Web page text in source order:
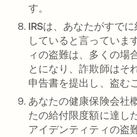
す。
IRSは、あなたがすで
していると言っていま
ィの盗難は、多くの場
とになり、詐欺師はそ
申告書を提出し、盗む
あなたの健康保険会社
たの給付限度額に達し
アイデンティティの盗